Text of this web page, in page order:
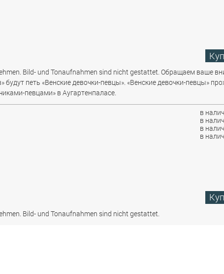
Bild- und Tonaufnahmen sind nicht gestattet. Обращаем ваше
петь «Венские девочки-певцы». «Венские девочки-певцы»
певцами» в Аугартенпаласе.
в
в
в
в
Bild- und Tonaufnahmen sind nicht gestattet.